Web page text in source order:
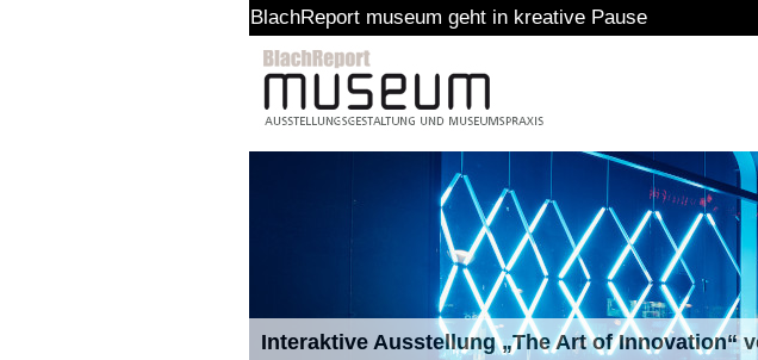
BlachReport museum geht in kreative Pause
Interaktive Ausstellung „The Art of Innovation“